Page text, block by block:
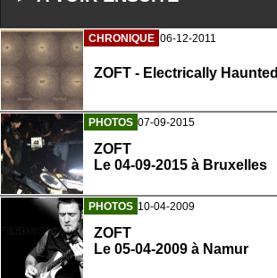
CHRONIQUE 06-12-2011
ZOFT - Electrically Haunted
PHOTOS 07-09-2015
ZOFT
Le 04-09-2015 à Bruxelles
PHOTOS 10-04-2009
ZOFT
Le 05-04-2009 à Namur